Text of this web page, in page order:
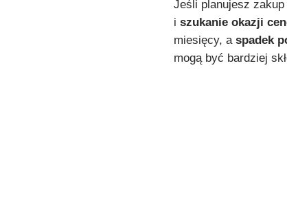
Jeśli planujesz
iszukanie okazji
miesięcy, aspadek
mogą być bardziej